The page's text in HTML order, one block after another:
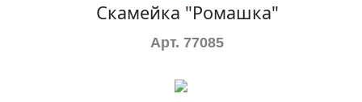
Скамейка "Ромашка"
Арт. 77085